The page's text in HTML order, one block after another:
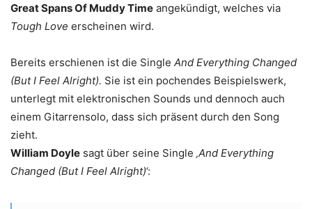
Great Spans Of Muddy Time angekündigt, welches via
Tough Love erscheinen wird.
Bereits erschienen ist die Single And Everything Changed
(But I Feel Alright). Sie ist ein pochendes Beispielswerk,
unterlegt mit elektronischen Sounds und dennoch auch
einem Gitarrensolo, dass sich präsent durch den Song
zieht.
William Doyle sagt über seine Single ‚And Everything
Changed (But I Feel Alright)‘: